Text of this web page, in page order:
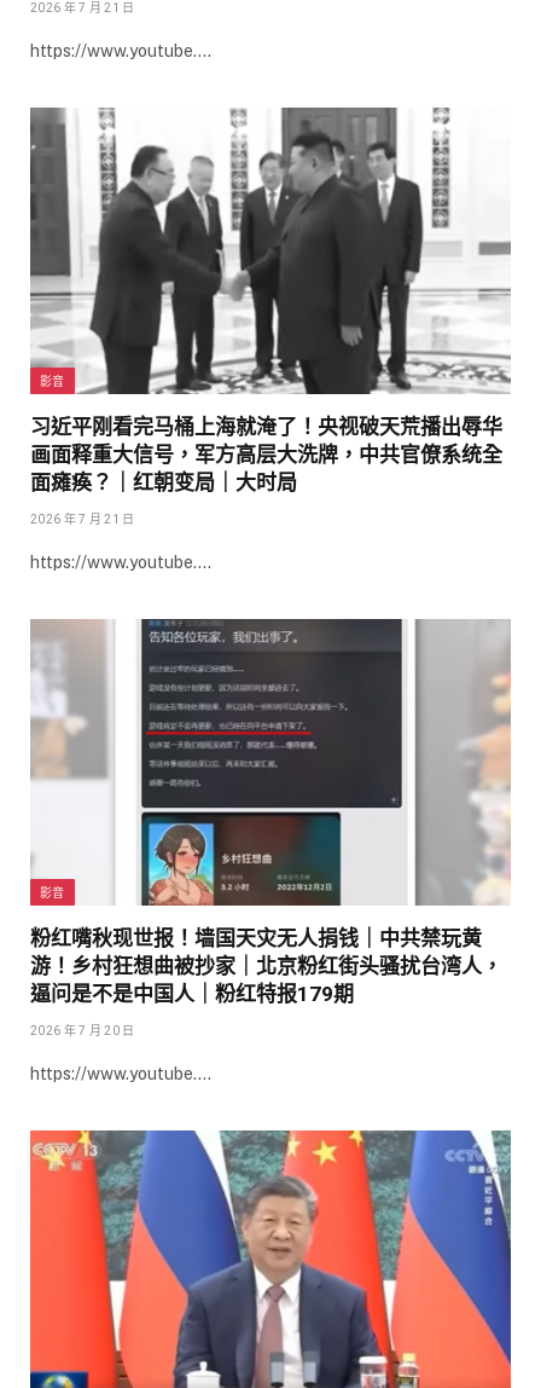
2026 年 7 月 21 日
https://www.youtube.…
影音
习近平刚看完马桶上海就淹了！央视破天荒播出辱华
画面释重大信号，军方高层大洗牌，中共官僚系统全
面瘫痪？｜红朝变局｜大时局
2026 年 7 月 21 日
https://www.youtube.…
影音
粉红嘴秋现世报！墙国天灾无人捐钱｜中共禁玩黄
游！乡村狂想曲被抄家｜北京粉红街头骚扰台湾人，
逼问是不是中国人｜粉红特报179期
2026 年 7 月 20 日
https://www.youtube.…